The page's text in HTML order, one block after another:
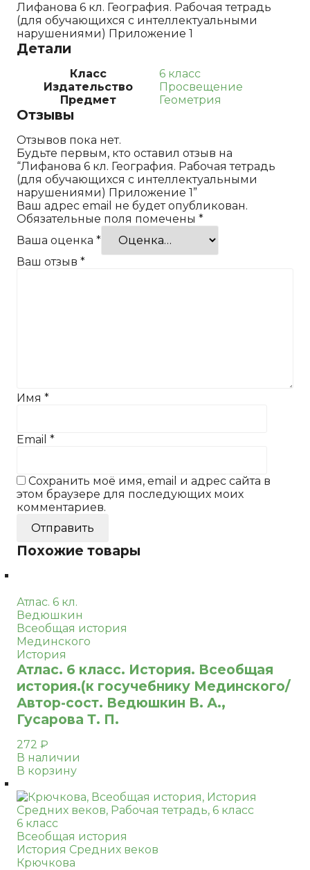
Лифанова 6 кл. География. Рабочая тетрадь
(для обучающихся с интеллектуальными
нарушениями) Приложение 1
Детали
Класс
6 класс
Издательство
Просвещение
Предмет
Геометрия
Отзывы
Отзывов пока нет.
Будьте первым, кто оставил отзыв на
“Лифанова 6 кл. География. Рабочая тетрадь
(для обучающихся с интеллектуальными
нарушениями) Приложение 1”
Ваш адрес email не будет опубликован.
Обязательные поля помечены *
Ваша оценка *
Ваш отзыв *
Имя *
Email *
Сохранить моё имя, email и адрес сайта в
этом браузере для последующих моих
комментариев.
Похожие товары
Атлас. 6 кл.
Ведюшкин
Всеобщая история
Мединского
История
Атлас. 6 класс. История. Всеобщая
история.(к госучебнику Мединского/
Автор-сост. Ведюшкин В. А.,
Гусарова Т. П.
272 ₽
В наличии
В корзину
6 класс
Всеобщая история
История Средних веков
Крючкова